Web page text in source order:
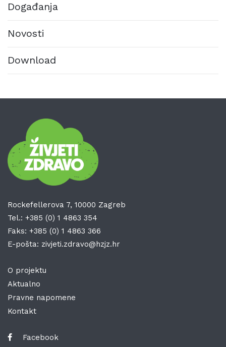
Događanja
Novosti
Download
Rockefellerova 7, 10000 Zagreb
Tel.: +385 (0) 1 4863 354
Faks: +385 (0) 1 4863 366
E-pošta: zivjeti.zdravo@hzjz.hr
O projektu
Aktualno
Pravne napomene
Kontakt
Facebook